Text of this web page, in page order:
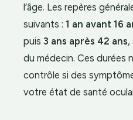
l’âge. Les repères
suivants : 1 an avant 16
puis 3 ans après 42 ans,
du médecin. Ces durées
contrôle si des
votre état de santé